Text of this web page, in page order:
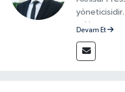
reklam
Devam Et